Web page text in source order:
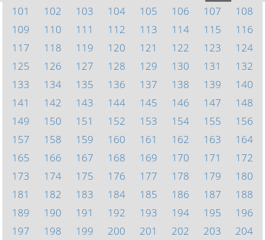
101
102 103 104 105 106 107
108
109
110 111 112 113 114 115
116
117
118 119 120 121 122 123
124
125
126 127 128 129 130 131
132
133
134 135 136 137 138 139
140
141
142 143 144 145 146 147
148
149
150 151 152 153 154 155
156
157
158 159 160 161 162 163
164
165
166 167 168 169 170 171
172
173
174 175 176 177 178 179
180
181
182 183 184 185 186 187
188
189
190 191 192 193 194 195
196
197
198 199 200 201 202 203
204